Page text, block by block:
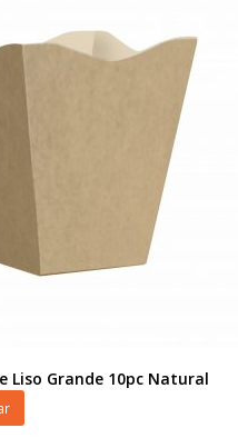
Liso Grande 10pc Natural